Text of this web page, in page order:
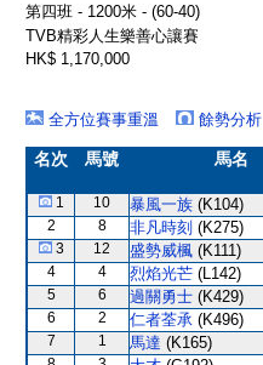
第四班 - 1200米 - (60-40)
TVB精彩人生樂善心讓賽
HK$ 1,170,000
全方位賽事重溫 餘勢分析
名次 馬號 馬名
1 10 暴風一族 (K104)
2
8 非凡時刻 (K275)
3
12 盛勢威楓 (K111)
4
4 烈焰光芒 (L142)
5
6 過關勇士 (K429)
6
2 仁者荃承 (K496)
7
1 馬達 (K165)